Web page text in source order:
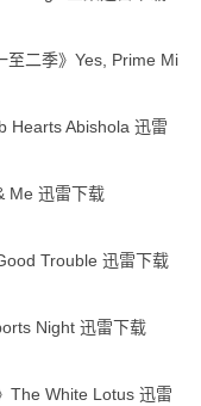
至二季》Yes, Prime Mi
Hearts Abishola 迅雷
Me 迅雷下载
Trouble 迅雷下载
Night 迅雷下载
The White Lotus 迅雷